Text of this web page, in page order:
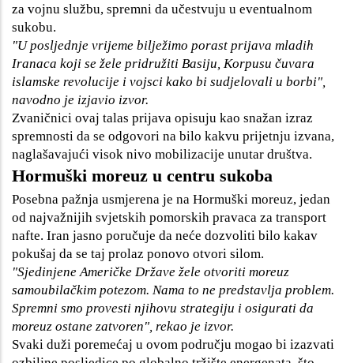
za vojnu službu, spremni da učestvuju u eventualnom
sukobu.
"U posljednje vrijeme bilježimo porast prijava mladih
Iranaca koji se žele pridružiti Basiju, Korpusu čuvara
islamske revolucije i vojsci kako bi sudjelovali u borbi",
navodno je izjavio izvor.
Zvaničnici ovaj talas prijava opisuju kao snažan izraz
spremnosti da se odgovori na bilo kakvu prijetnju izvana,
naglašavajući visok nivo mobilizacije unutar društva.
Hormuški moreuz u centru sukoba
Posebna pažnja usmjerena je na Hormuški moreuz, jedan
od najvažnijih svjetskih pomorskih pravaca za transport
nafte. Iran jasno poručuje da neće dozvoliti bilo kakav
pokušaj da se taj prolaz ponovo otvori silom.
"Sjedinjene Američke Države žele otvoriti moreuz
samoubilačkim potezom. Nama to ne predstavlja problem.
Spremni smo provesti njihovu strategiju i osigurati da
moreuz ostane zatvoren", rekao je izvor.
Svaki duži poremećaj u ovom području mogao bi izazvati